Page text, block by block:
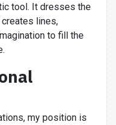
tool. It dresses the
lines,
to fill the
my position is